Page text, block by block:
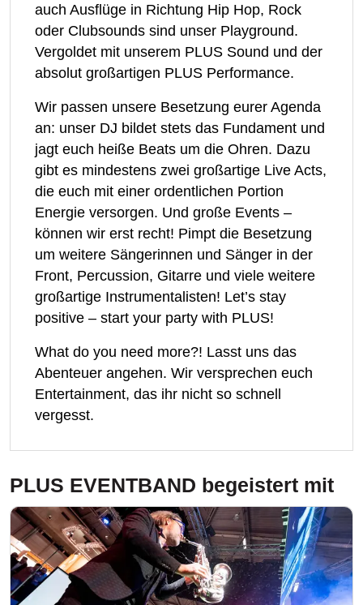
auch Ausflüge in Richtung Hip Hop, Rock
oder Clubsounds sind unser Playground.
Vergoldet mit unserem PLUS Sound und der
absolut großartigen PLUS Performance.
Wir passen unsere Besetzung eurer Agenda
an: unser DJ bildet stets das Fundament und
jagt euch heiße Beats um die Ohren. Dazu
gibt es mindestens zwei großartige Live Acts,
die euch mit einer ordentlichen Portion
Energie versorgen. Und große Events –
können wir erst recht! Pimpt die Besetzung
um weitere Sängerinnen und Sänger in der
Front, Percussion, Gitarre und viele weitere
großartige Instrumentalisten! Let’s stay
positive – start your party with PLUS!
What do you need more?! Lasst uns das
Abenteuer angehen. Wir versprechen euch
Entertainment, das ihr nicht so schnell
vergesst.
PLUS EVENTBAND begeistert mit